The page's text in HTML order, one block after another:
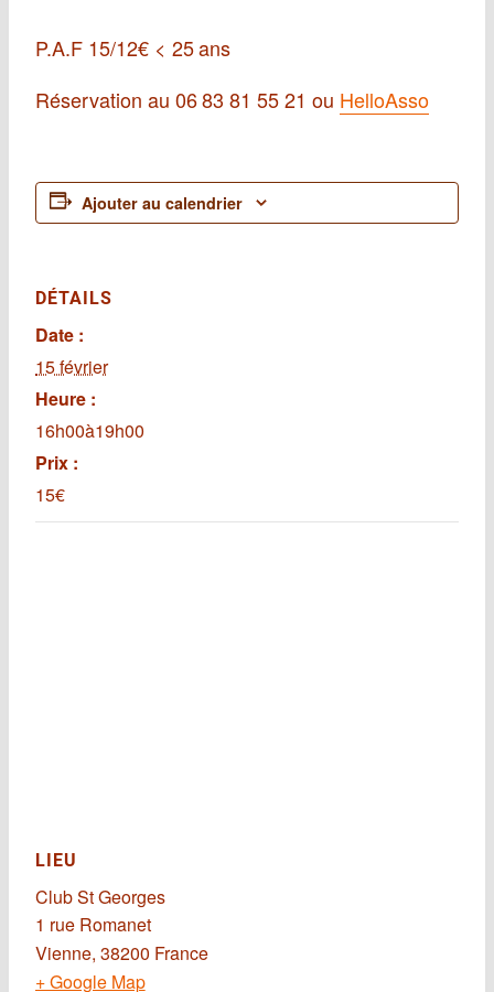
P.A.F 15/12€ < 25 ans
Réservation au 06 83 81 55 21 ou HelloAsso
Ajouter au calendrier
DÉTAILS
Date :
15 février
Heure :
16h00à19h00
Prix :
15€
LIEU
Club St Georges
1 rue Romanet
Vienne, 38200 France
+ Google Map